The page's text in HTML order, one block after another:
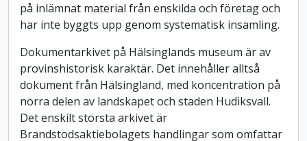
på inlämnat material från enskilda och företag och
har inte byggts upp genom systematisk insamling.
Dokumentarkivet på Hälsinglands museum är av
provinshistorisk karaktär. Det innehåller alltså
dokument från Hälsingland, med koncentration på
norra delen av landskapet och staden Hudiksvall.
Det enskilt största arkivet är
Brandstodsaktiebolagets handlingar som omfattar